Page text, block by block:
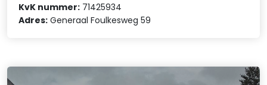
KvK nummer: 71425934
Adres: Generaal Foulkesweg 59